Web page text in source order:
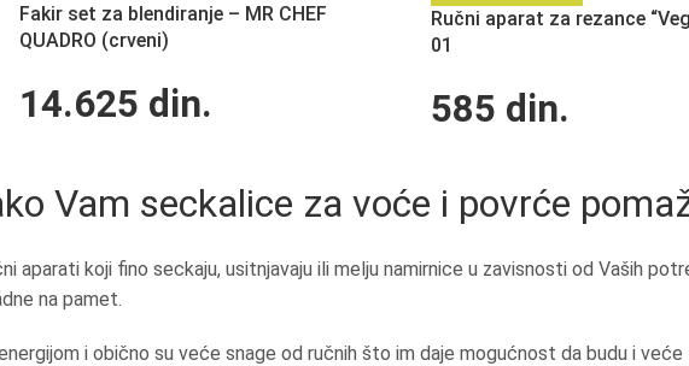
Fakir set za blendiranje – MR CHEF
QUADRO (crveni)
14.625 din.
Ručni aparat za rezance
01
585 din.
Vam seckalice za voće i povrće
aparati koji fino seckaju, usitnjavaju ili melju namirnice u zavisnosti od Vaših
na pamet.
i obično su veće snage od ručnih što im daje mogućnost da budu i